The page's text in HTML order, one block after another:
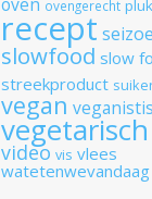
ovengerecht
recept
slowfood slow
streekproduct
vegan
vegetarisch
video vis vlees
watetenwevandaag